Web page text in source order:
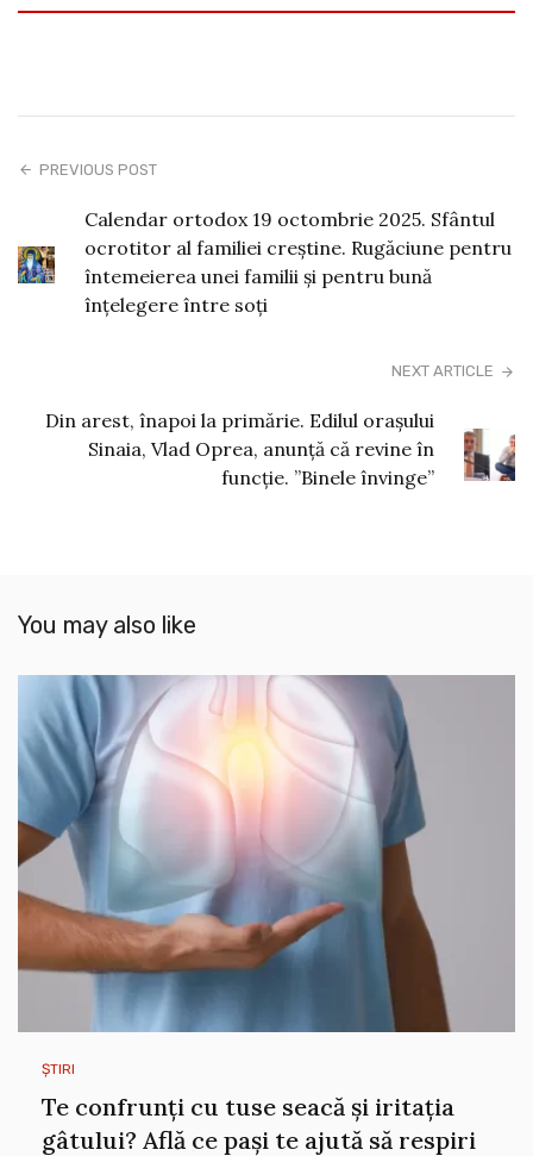
PREVIOUS POST
Calendar ortodox 19 octombrie 2025. Sfântul
ocrotitor al familiei creştine. Rugăciune pentru
întemeierea unei familii şi pentru bună
înţelegere între soţi
NEXT ARTICLE
Din arest, înapoi la primărie. Edilul orașului
Sinaia, Vlad Oprea, anunță că revine în
funcție. ”Binele învinge”
You may also like
ȘTIRI
Te confrunți cu tuse seacă și iritația
gâtului? Află ce pași te ajută să respiri